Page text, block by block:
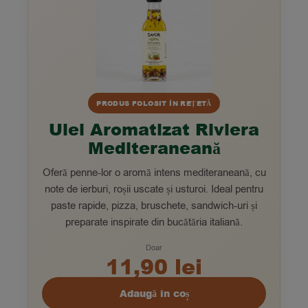
PRODUS FOLOSIT ÎN REȚETĂ
Ulei Aromatizat Riviera
Mediteraneană
Oferă penne-lor o aromă intens mediteraneană, cu
note de ierburi, roșii uscate și usturoi. Ideal pentru
paste rapide, pizza, bruschete, sandwich-uri și
preparate inspirate din bucătăria italiană.
Doar
11,90 lei
Adaugă în coș